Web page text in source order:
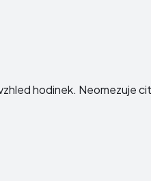
hodinek. Neomezuje